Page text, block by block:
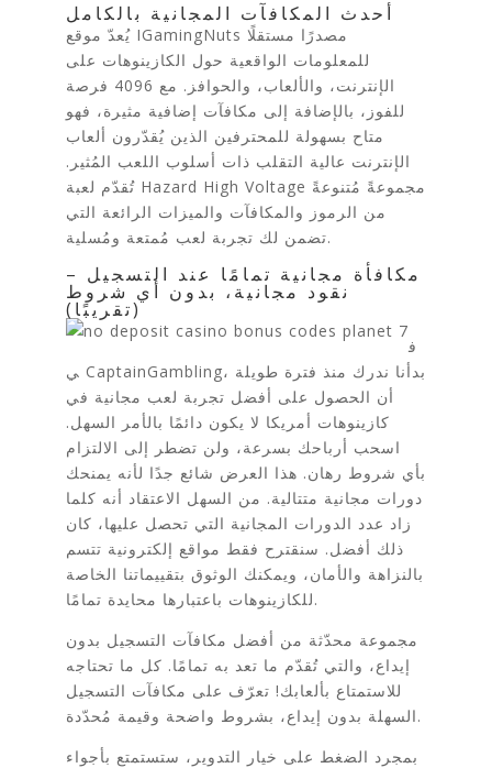
أحدث المكافآت المجانية بالكامل
يُعدّ موقع IGamingNuts مصدرًا مستقلًا
للمعلومات الواقعية حول الكازينوهات على
الإنترنت، والألعاب، والحوافز. مع 4096 فرصة
للفوز، بالإضافة إلى مكافآت إضافية مثيرة، فهو
متاح بسهولة للمحترفين الذين يُقدّرون ألعاب
الإنترنت عالية التقلب ذات أسلوب اللعب المُثير.
تُقدّم لعبة Hazard High Voltage مجموعةً مُتنوعةً
من الرموز والمكافآت والميزات الرائعة التي
تضمن لك تجربة لعب مُمتعة ومُسلية.
مكافأة مجانية تمامًا عند التسجيل –
نقود مجانية، بدون أي شروط
(تقريبًا)
ف
ي CaptainGambling، بدأنا ندرك منذ فترة طويلة
أن الحصول على أفضل تجربة لعب مجانية في
كازينوهات أمريكا لا يكون دائمًا بالأمر السهل.
اسحب أرباحك بسرعة، ولن تضطر إلى الالتزام
بأي شروط رهان. هذا العرض شائع جدًا لأنه يمنحك
دورات مجانية متتالية. من السهل الاعتقاد أنه كلما
زاد عدد الدورات المجانية التي تحصل عليها، كان
ذلك أفضل. سنقترح فقط مواقع إلكترونية تتسم
بالنزاهة والأمان، ويمكنك الوثوق بتقييماتنا الخاصة
للكازينوهات باعتبارها محايدة تمامًا.
مجموعة محدّثة من أفضل مكافآت التسجيل بدون
إيداع، والتي تُقدّم ما تعد به تمامًا. كل ما تحتاجه
للاستمتاع بألعابك! تعرّف على مكافآت التسجيل
السهلة بدون إيداع، بشروط واضحة وقيمة مُحدّدة.
بمجرد الضغط على خيار التدوير، ستستمتع بأجواء